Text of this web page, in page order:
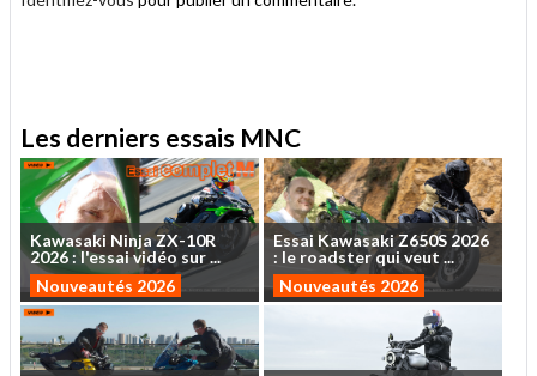
Les derniers essais MNC
Kawasaki NinjaZX-10R
2026: l'essaividéo sur...
Nouveautés 2026
Essai Kawasaki Z650S 2026
: le roadsterquiveut ...
Nouveautés 2026